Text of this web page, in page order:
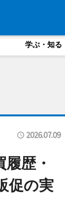
学ぶ・知る
2026.07.09
歴・
促の実